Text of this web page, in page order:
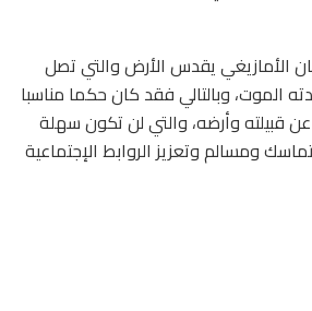
الأمازيغي يقدس الأرض والتي تصل
الموت، وبالتالي فقد كان حكما مناسبا
قبيلته وأرضه، والتي لن تكون سهلة
ومسالم وتعزيز الروابط الإجتماعية